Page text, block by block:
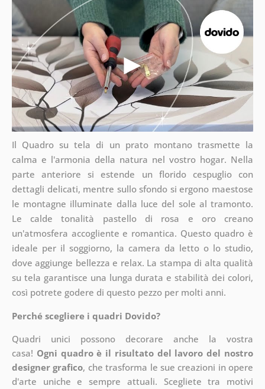
Il Quadro su tela di un prato montano trasmette la
calma e l'armonia della natura nel vostro hogar. Nella
parte anteriore si estende un florido cespuglio con
dettagli delicati, mentre sullo sfondo si ergono maestose
le montagne illuminate dalla luce del sole al tramonto.
Le calde tonalità pastello di rosa e oro creano
un'atmosfera accogliente e romantica. Questo quadro è
ideale per il soggiorno, la camera da letto o lo studio,
dove aggiunge bellezza e relax. La stampa di alta qualità
su tela garantisce una lunga durata e stabilità dei colori,
così potrete godere di questo pezzo per molti anni.
Perché scegliere i quadri Dovido?
Quadri unici possono decorare anche la vostra
casa! Ogni quadro è il risultato del lavoro del nostro
designer grafico, chetrasforma le sue creazioni in opere
d'arte uniche e sempre attuali. Scegliete tra motivi